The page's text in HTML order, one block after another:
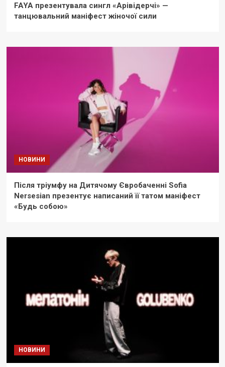
FAYA презентувала сингл «Арівідерчі» —
танцювальний маніфест жіночої сили
НОВИНИ
Після тріумфу на Дитячому Євробаченні Sofia
Nersesian презентує написаний її татом маніфест
«Будь собою»
НОВИНИ